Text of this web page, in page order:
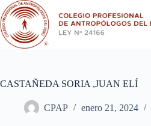
Saltar
al
contenido
CASTAÑEDA SORIA ,JUAN ELÍ
CPAP enero 21, 2024